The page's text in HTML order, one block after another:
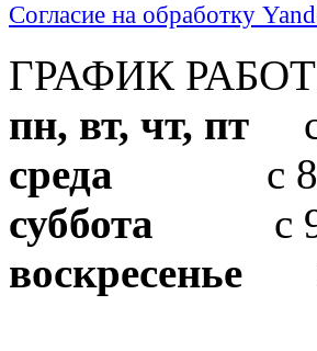
Согласие на обработку
ГРАФИК
пн, вт, чт, пт с
среда с 8:00
суббота с
воскресенье